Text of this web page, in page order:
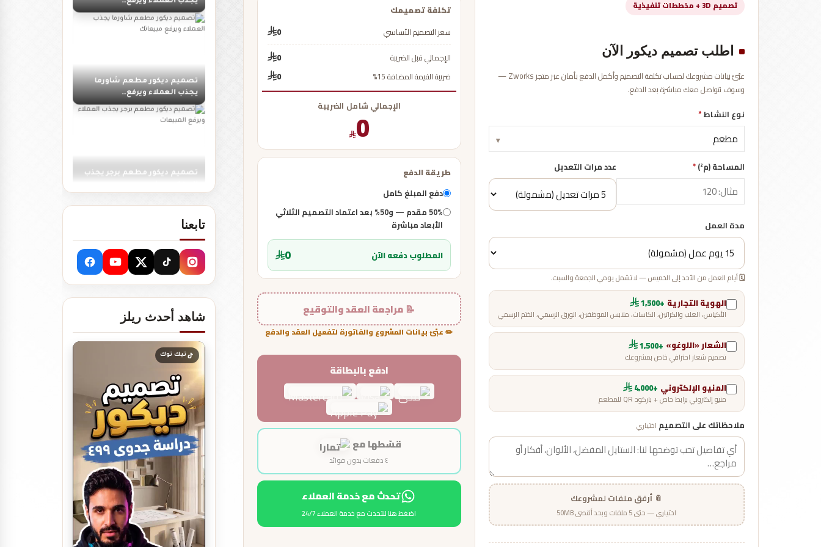
تصميم 3D + مخططات تنفيذية
اطلب تصميم ديكور الآن
عبّئ بيانات مشروعك لحساب تكلفة التصميم وأكمل الدفع بأمان عبر متجر Zworks —
وسوف نتواصل معك مباشرة بعد الدفع.
نوع النشاط*
▾
المساحة (م²) * عدد مرات التعديل
مدة العمل
🗓️ أيام العمل من الأحد إلى الخميس — لا تشمل يومي الجمعة والسبت.
الهوية التجارية +1,500
الأكياس، العلب والكراتين، الكاسات، ملابس الموظفين، الورق الرسمي، الختم الرسمي
الشعار «اللوغو» +1,500
تصميم شعار احترافي خاص بمشروعك
المنيو الإلكتروني +4,000
منيو إلكتروني برابط خاص + باركود QR للمطعم
ملاحظاتك على التصميم اختياري
📎 أرفق ملفات لمشروعك
اختياري — حتى 5 ملفات وبحد أقصى 50MB
تكلفة تصميمك
سعر التصميم الأساسي
0
الإجمالي قبل الضريبة
0
ضريبة القيمة المضافة 15%
0
الإجمالي شامل الضريبة
0
طريقة الدفع
دفع المبلغ كامل
50% مقدم — و50% بعد اعتماد التصميم الثلاثي
الأبعاد مباشرة
المطلوب دفعه الآن 0
📝 مراجعة العقد والتوقيع
✏️ عبّئ بيانات المشروع والفاتورة لتفعيل العقد والدفع
ادفع بالبطاقة
قسّطها مع
٤ دفعات بدون فوائد
تحدث مع خدمة العملاء
اضغط هنا للتحدث مع خدمة العملاء 24/7
تصميم ديكور مطعم شاورما
يجذب العملاء ويرفع…
العملاء ويرفع…
تصميم ديكور مطعم مندي
عصري يجذب الزبائن…
تصميم ديكور كوفي شوب مودرن
| أفكار…
دراسة جدوى لمشروعك
تصميم بوفيه مودرن
تابعنا
شاهد أحدث ريلز
تيك توك